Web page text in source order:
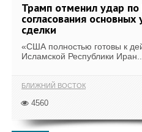
Трамп отменил удар по
согласования основных
сделки
«США полностью готовы к
Исламской Республики Иран...
БЛИЖНИЙ ВОСТОК
4560